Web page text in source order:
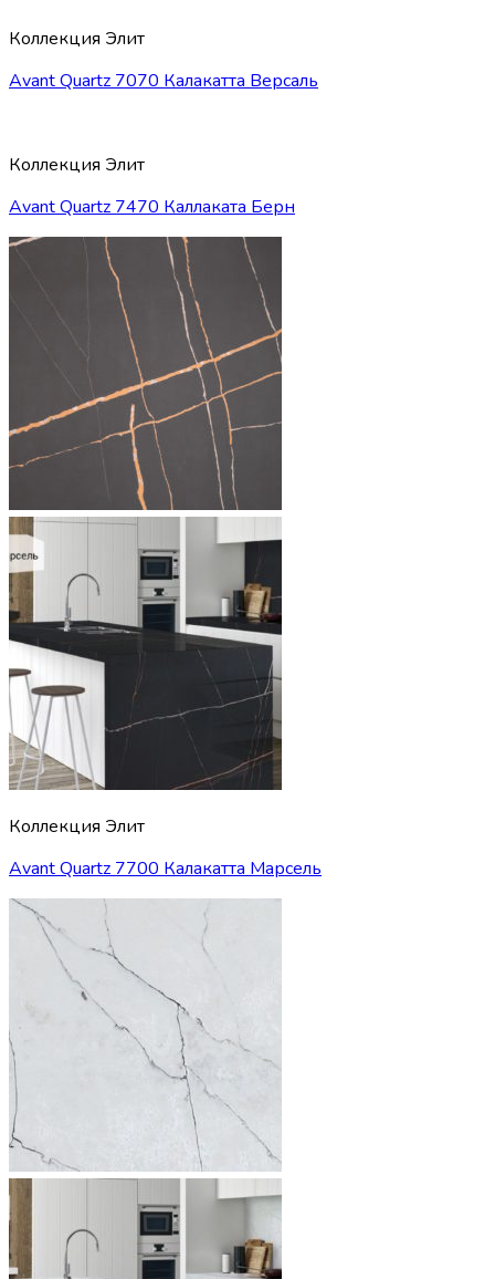
Коллекция Элит
Avant Quartz 7070 Калакатта Версаль
Коллекция Элит
Avant Quartz 7470 Каллаката Берн
Коллекция Элит
Avant Quartz 7700 Калакатта Марсель